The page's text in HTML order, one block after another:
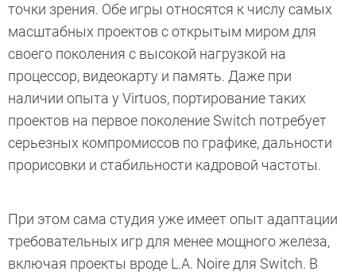
точки зрения. Обе игры относятся к числу самых
масштабных проектов с открытым миром для
своего поколения с высокой нагрузкой на
процессор, видеокарту и память. Даже при
наличии опыта у Virtuos, портирование таких
проектов на первое поколение Switch потребует
серьезных компромиссов по графике, дальности
прорисовки и стабильности кадровой частоты.
При этом сама студия уже имеет опыт адаптации
требовательных игр для менее мощного железа,
включая проекты вроде L.A. Noire для Switch. В